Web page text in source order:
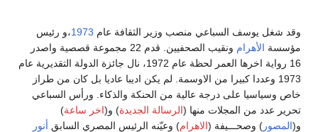
وقد شغل يوسف السباعي منصب وزير الثقافة عام 1973،و رئيس
مؤسسة الأهرام
ونقيب الصحفيين. قدم 22 مجموعة قصصية واصدر
16 رواية اخرها العمر لحظة عام 1972، نال جائزة الدولة التقديرية عام
1973 وعددا كبيرا من الاوسمة. لم يكن اديبا عاديا بل كان من طراز
خاص وسياسيا على درجة عالية من الحنكة والذكاء. ورأس السباعي
تحرير عدد من المجلات منها (الرسالة الجديدة) و(اخر ساعة)
و(المصور ) وصحـــيفة (الاهرام) وعيّنه الرئيس المصري السابق أنور